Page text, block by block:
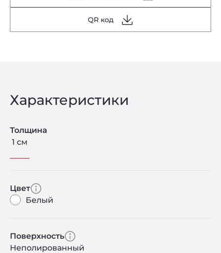
QR код
Характеристики
Толщина
1 см
Цвет
Белый
Поверхность
Неполированный